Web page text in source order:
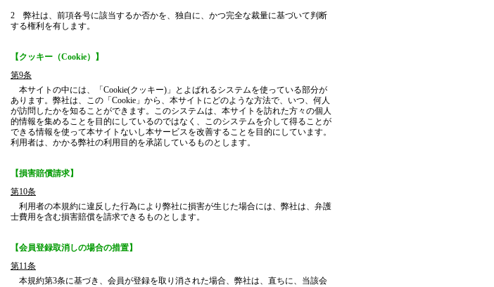
2 弊社は、前項各号に該当するか否かを、独自に、かつ完全な裁量に基づいて判断
する権利を有します。
【クッキー（Cookie）】
第9条
本サイトの中には、「Cookie(クッキー)」とよばれるシステムを使っている部分が
あります。弊社は、この「Cookie」から、本サイトにどのような方法で、いつ、何人
が訪問したかを知ることができます。このシステムは、本サイトを訪れた方々の個人
的情報を集めることを目的にしているのではなく、このシステムを介して得ることが
できる情報を使って本サイトないし本サービスを改善することを目的にしています。
利用者は、かかる弊社の利用目的を承諾しているものとします。
【損害賠償請求】
第10条
利用者の本規約に違反した行為により弊社に損害が生じた場合には、弊社は、弁護
士費用を含む損害賠償を請求できるものとします。
【会員登録取消しの場合の措置】
第11条
本規約第3条に基づき、会員が登録を取り消された場合、弊社は、直ちに、当該会